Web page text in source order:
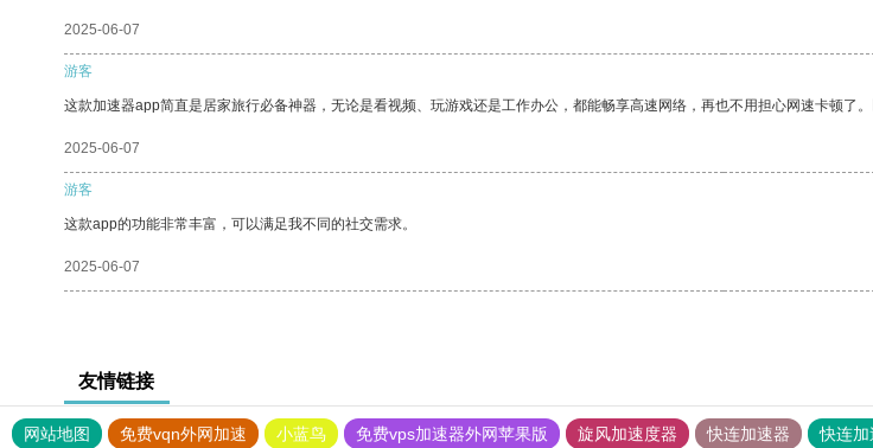
2025-06-07
游客
这款加速器app简直是居家旅行必备神器，无论是看视频、玩游戏还是工作办公，都能畅享高速网络，再也不用担心网速卡顿
2025-06-07
游客
这款app的功能非常丰富，可以满足我不同的社交需求。
2025-06-07
友情链接
网站地图 免费vqn外网加速 小蓝鸟 免费vps加速器外网苹果版 旋风加速度器 快连加速器 快连加